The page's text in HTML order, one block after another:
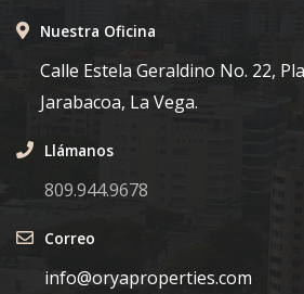
Nuestra Oficina
Calle Estela Geraldino No. 22,
Jarabacoa, La Vega.
Llámanos
809.944.9678
Correo
info@oryaproperties.com